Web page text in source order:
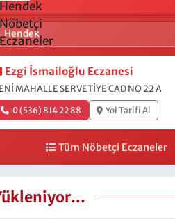
Ezgi İsmailoğlu Eczanesi
MAHALLE SERVETİYE CAD NO 22 A
0 (536) 814 22 88 Yol Tarifi Al
Tüm Nöbetçi Eczaneler